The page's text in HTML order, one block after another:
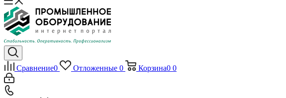
Сравнение0 Отложенные 0 Корзина0 0